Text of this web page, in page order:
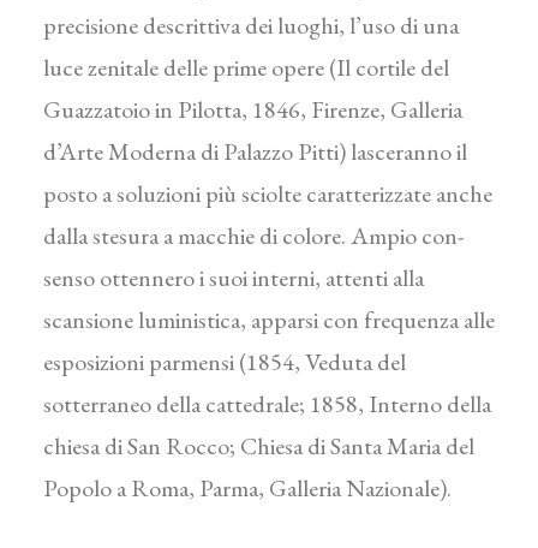
precisione descrittiva dei luoghi, l’uso di una
luce zenitale delle prime opere (Il cortile del
Guazzatoio in Pilotta, 1846, Firenze, Galleria
d’Arte Moderna di Palazzo Pitti) lasceranno il
posto a soluzioni più sciolte caratterizzate anche
dalla stesura a macchie di colore. Ampio con-
senso ottennero i suoi interni, attenti alla
scansione luministica, apparsi con frequenza alle
esposizioni parmensi (1854, Veduta del
sotterraneo della cattedrale; 1858, Interno della
chiesa di San Rocco; Chiesa di Santa Maria del
Popolo a Roma, Parma, Galleria Nazionale).